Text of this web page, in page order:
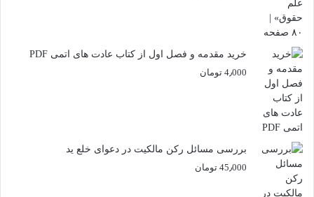
خرید مقدمه و فصل اول از کتاب عادت های اتمی PDF
4٫000 تومان
بررسی مسائل رکن مالکیت در دعوای خلع ید
45٫000 تومان